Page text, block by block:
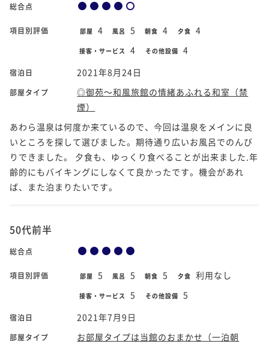
総合点
項目別評価 部屋 4 風呂 5 朝食 4 夕食 4
接客・サービス 4 その他設備 4
宿泊日 2021年8月24日
部屋タイプ
◎御苑～和風旅館の情緒あふれる和室（禁
煙）
あわら温泉は何度か来ているので、今回は温泉をメインに良
いところを探して選びました。期待通り広いお風呂でのんび
りできました。 夕食も、ゆっくり食べることが出来ました.年
齢的にもバイキングにしなくて良かったです。機会があれ
ば、また泊まりたいです。
50代前半
総合点
項目別評価 部屋 5 風呂 5 朝食 5 夕食 利用なし
接客・サービス 5 その他設備 5
宿泊日 2021年7月9日
部屋タイプ
お部屋タイプは当館のおまかせ（一泊朝